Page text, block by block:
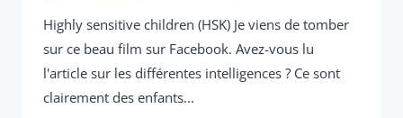
Highly sensitive children (HSK) Je viens de tomber
sur ce beau film sur Facebook. Avez-vous lu
l'article sur les différentes intelligences ? Ce sont
clairement des enfants...